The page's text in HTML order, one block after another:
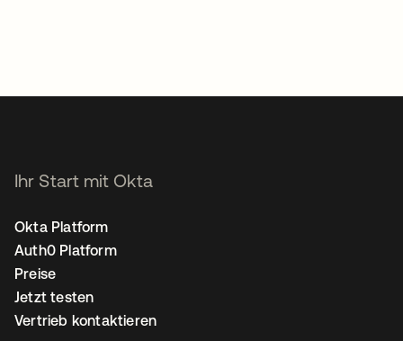
Ihr Start mit Okta
Okta Platform
Auth0 Platform
Preise
Jetzt testen
Vertrieb kontaktieren